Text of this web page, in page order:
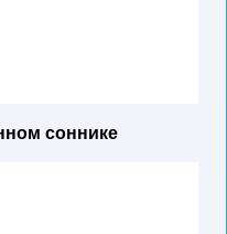
соннике